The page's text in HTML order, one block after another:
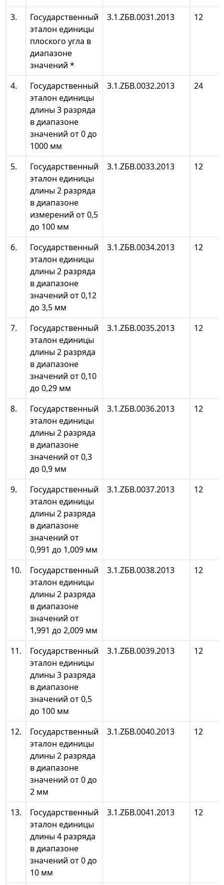
3.
Государственный
эталон единицы
плоского угла в
диапазоне
значений *
3.1.ZБB.0031.2013 12
4.
Государственный
эталон единицы
длины 3 разряда
в диапазоне
значений от 0 до
1000 мм
3.1.ZБB.0032.2013 24
5.
Государственный
эталон единицы
длины 2 разряда
в диапазоне
измерений от 0,5
до 100 мм
3.1.ZБB.0033.2013 12
6.
Государственный
эталон единицы
длины 2 разряда
в диапазоне
значений от 0,12
до 3,5 мм
3.1.ZБB.0034.2013 12
7.
Государственный
эталон единицы
длины 2 разряда
в диапазоне
значений от 0,10
до 0,29 мм
3.1.ZБB.0035.2013 12
8.
Государственный
эталон единицы
длины 2 разряда
в диапазоне
значений от 0,3
до 0,9 мм
3.1.ZБB.0036.2013 12
9.
Государственный
эталон единицы
длины 2 разряда
в диапазоне
значений от
0,991 до 1,009 мм
3.1.ZБB.0037.2013 12
10.
Государственный
эталон единицы
длины 2 разряда
в диапазоне
значений от
1,991 до 2,009 мм
3.1.ZБB.0038.2013 12
11.
Государственный
эталон единицы
длины 3 разряда
в диапазоне
значений от 0,5
до 100 мм
3.1.ZБB.0039.2013 12
12.
Государственный
эталон единицы
длины 2 разряда
в диапазоне
значений от 0 до
2 мм
3.1.ZБB.0040.2013 12
13.
Государственный
эталон единицы
длины 4 разряда
в диапазоне
значений от 0 до
10 мм
3.1.ZБB.0041.2013 12